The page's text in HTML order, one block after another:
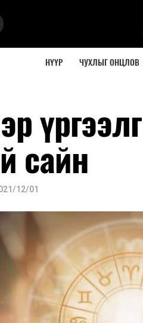
НҮҮР ЧУХЛЫГ ОНЦЛОВ
сайн
12/01